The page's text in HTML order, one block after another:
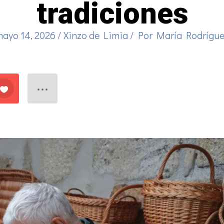
tradiciones
14, 2026 /Xinzo de Limia / Por María